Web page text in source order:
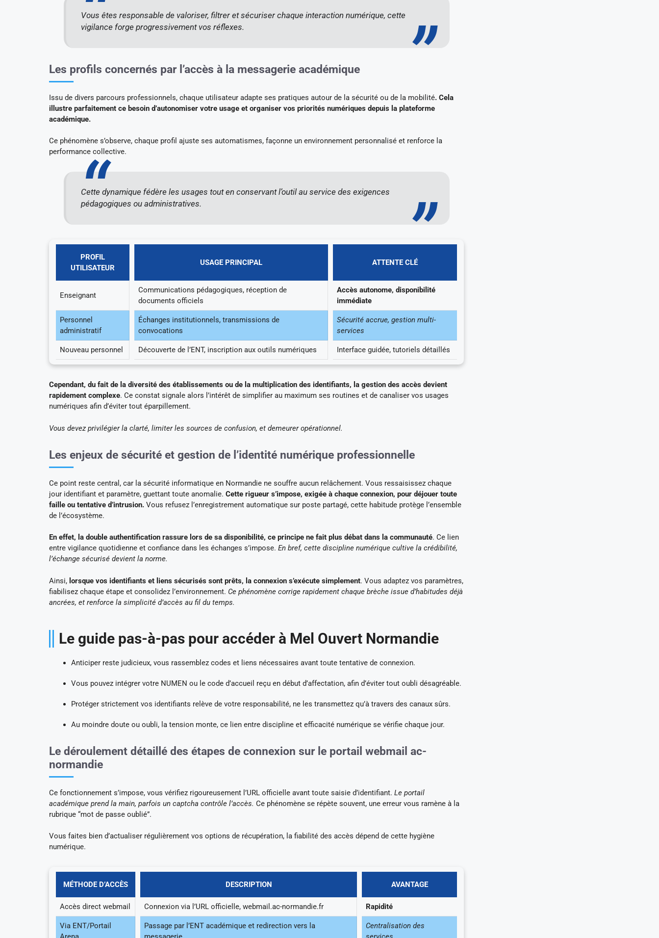
Vous êtes responsable de valoriser, filtrer et sécuriser chaque interaction numérique, cette
vigilance forge progressivement vos réflexes.
Les profils concernés par l’accès à la messagerie académique
Issu de divers parcours professionnels, chaque utilisateur adapte ses pratiques autour de la sécurité ou de la mobilité. Cela
illustre parfaitement ce besoin d’autonomiser votre usage et organiser vos priorités numériques depuis la plateforme
académique.
Ce phénomène s’observe, chaque profil ajuste ses automatismes, façonne un environnement personnalisé et renforce la
performance collective.
Cette dynamique fédère les usages tout en conservant l’outil au service des exigences
pédagogiques ou administratives.
PROFIL
UTILISATEUR
USAGE PRINCIPAL ATTENTE CLÉ
Enseignant
Communications pédagogiques, réception de
documents officiels
Accès autonome, disponibilité
immédiate
Personnel
administratif
Échanges institutionnels, transmissions de
convocations
Sécurité accrue, gestion multi-
services
Nouveau personnel Découverte de l’ENT, inscription aux outils numériques Interface guidée, tutoriels détaillés
Cependant, du fait de la diversité des établissements ou de la multiplication des identifiants, la gestion des accès devient
rapidement complexe. Ce constat signale alors l’intérêt de simplifier au maximum ses routines et de canaliser vos usages
numériques afin d’éviter tout éparpillement.
Vous devez privilégier la clarté, limiter les sources de confusion, et demeurer opérationnel.
Les enjeux de sécurité et gestion de l’identité numérique professionnelle
Ce point reste central, car la sécurité informatique en Normandie ne souffre aucun relâchement. Vous ressaisissez chaque
jour identifiant et paramètre, guettant toute anomalie. Cette rigueur s’impose, exigée à chaque connexion, pour déjouer toute
faille ou tentative d’intrusion. Vous refusez l’enregistrement automatique sur poste partagé, cette habitude protège l’ensemble
de l’écosystème.
En effet, la double authentification rassure lors de sa disponibilité, ce principe ne fait plus débat dans la communauté. Ce lien
entre vigilance quotidienne et confiance dans les échanges s’impose. En bref, cette discipline numérique cultive la crédibilité,
l’échange sécurisé devient la norme.
Ainsi, lorsque vos identifiants et liens sécurisés sont prêts, la connexion s’exécute simplement. Vous adaptez vos paramètres,
fiabilisez chaque étape et consolidez l’environnement. Ce phénomène corrige rapidement chaque brèche issue d’habitudes déjà
ancrées, et renforce la simplicité d’accès au fil du temps.
Le guide pas-à-pas pour accéder à Mel Ouvert Normandie
Anticiper reste judicieux, vous rassemblez codes et liens nécessaires avant toute tentative de connexion.
Vous pouvez intégrer votre NUMEN ou le code d’accueil reçu en début d’affectation, afin d’éviter tout oubli désagréable.
Protéger strictement vos identifiants relève de votre responsabilité, ne les transmettez qu’à travers des canaux sûrs.
Au moindre doute ou oubli, la tension monte, ce lien entre discipline et efficacité numérique se vérifie chaque jour.
Le déroulement détaillé des étapes de connexion sur le portail webmail ac-
normandie
Ce fonctionnement s’impose, vous vérifiez rigoureusement l’URL officielle avant toute saisie d’identifiant. Le portail
académique prend la main, parfois un captcha contrôle l’accès. Ce phénomène se répète souvent, une erreur vous ramène à la
rubrique “mot de passe oublié”.
Vous faites bien d’actualiser régulièrement vos options de récupération, la fiabilité des accès dépend de cette hygiène
numérique.
MÉTHODE D’ACCÈS DESCRIPTION AVANTAGE
Accès direct webmail Connexion via l’URL officielle, webmail.ac-normandie.fr Rapidité
Via ENT/Portail
Passage par l’ENT académique et redirection vers la
Centralisation des